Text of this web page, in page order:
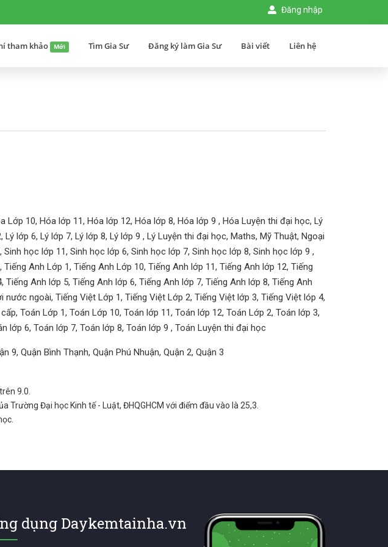
Đăng nhập
tham khảo Mới Tìm Gia Sư Đăng ký làm Gia Sư Bài viết Liên hệ
Lớp 10, Hóa lớp 11, Hóa lớp 12, Hóa lớp 8, Hóa lớp 9 , Hóa Luyện thi đại học, Lý
Lý lớp 6, Lý lớp 7, Lý lớp 8, Lý lớp 9 , Lý Luyện thi đại học, Maths, Mỹ Thuật, Ngoại
học lớp 11, Sinh học lớp 6, Sinh học lớp 7, Sinh học lớp 8, Sinh học lớp 9 ,
Anh Lớp 1, Tiếng Anh Lớp 10, Tiếng Anh lớp 11, Tiếng Anh lớp 12, Tiếng
Tiếng Anh lớp 5, Tiếng Anh lớp 6, Tiếng Anh lớp 7, Tiếng Anh lớp 8, Tiếng Anh
nước ngoài, Tiếng Việt Lớp 1, Tiếng Việt Lớp 2, Tiếng Việt lớp 3, Tiếng Việt lóp 4,
Toán Lớp 1, Toán Lớp 10, Toán lớp 11, Toán lớp 12, Toán Lớp 2, Toán lớp 3,
lớp 6, Toán lớp 7, Toán lớp 8, Toán lớp 9 , Toán Luyện thi đại học
9, Quận Bình Thạnh, Quận Phú Nhuận, Quận 2, Quận 3
9.0.
Trường Đại học Kinh tế - Luật, ĐHQGHCM với điểm đầu vào là 25,3.
dụng Daykemtainha.vn